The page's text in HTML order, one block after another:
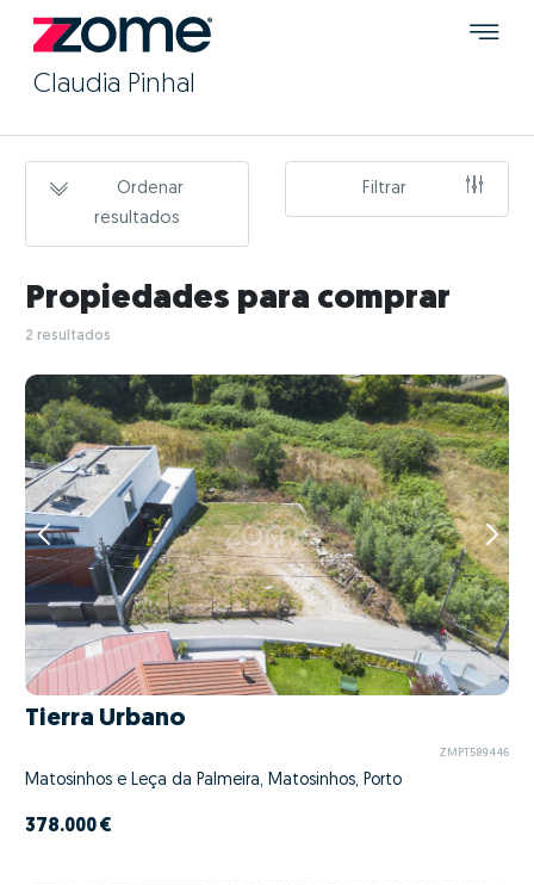
Claudia Pinhal
Ordenar
resultados
Filtrar
Propiedades para comprar
2 resultados
Tierra Urbano
ZMPT589446
Matosinhos e Leça da Palmeira, Matosinhos, Porto
378.000 €